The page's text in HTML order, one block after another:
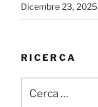
Dicembre 23, 2025
RICERCA